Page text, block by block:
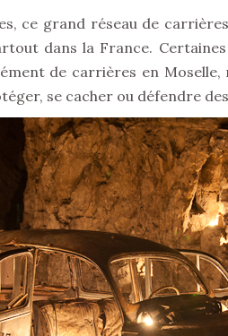
ce grand réseau de
dans la France. Certaines
de carrières en
se cacher ou défendre